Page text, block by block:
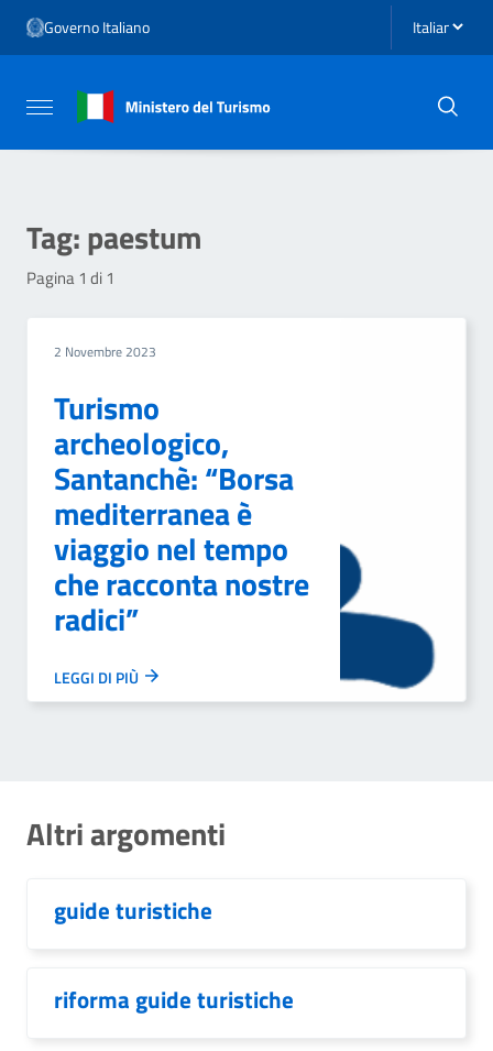
Vai al menu di navigazione
Vai al footer
Governo Italiano Seleziona
Attiva / disattiva la navigazione
Tag:paestum
Pagina 1 di 1
2 Novembre 2023
Turismo
archeologico,
Santanchè: “Borsa
mediterranea è
viaggio nel tempo
che racconta nostre
radici”
LEGGI DI PIÙ
Altri argomenti
guide turistiche
riforma guide turistiche